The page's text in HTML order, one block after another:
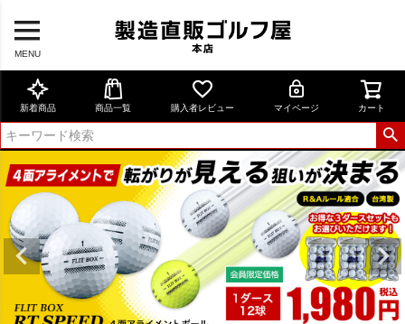
MENU
新着商品 商品一覧 購入者レビュー マイページ カート